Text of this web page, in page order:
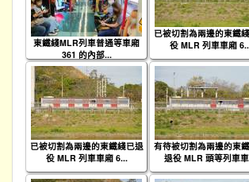
東鐵綫MLR列車普通等車廂
361 的內部...
已被切割為兩邊的東鐵
役 MLR 列車車廂
已被切割為兩邊的東鐵綫已退
役 MLR 列車車廂 6...
有待被切割為兩邊的東
退役 MLR 頭等列車